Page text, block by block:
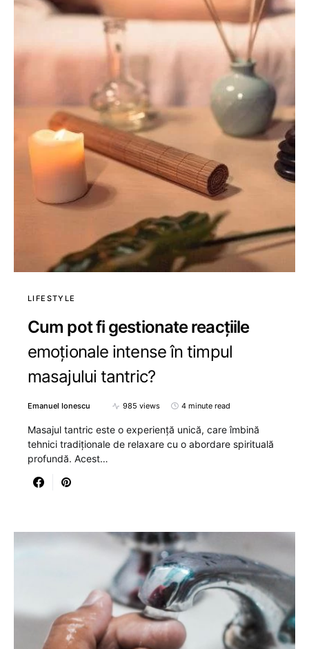
LIFESTYLE
Cum pot fi gestionate reacțiile
emoționale intense în timpul
masajului tantric?
Emanuel Ionescu 985 views 4 minute read
Masajul tantric este o experiență unică, care îmbină
tehnici tradiționale de relaxare cu o abordare spirituală
profundă. Acest…